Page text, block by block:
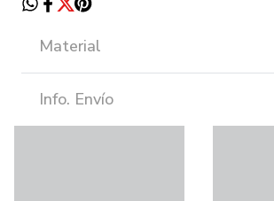
Material
Info. Envío